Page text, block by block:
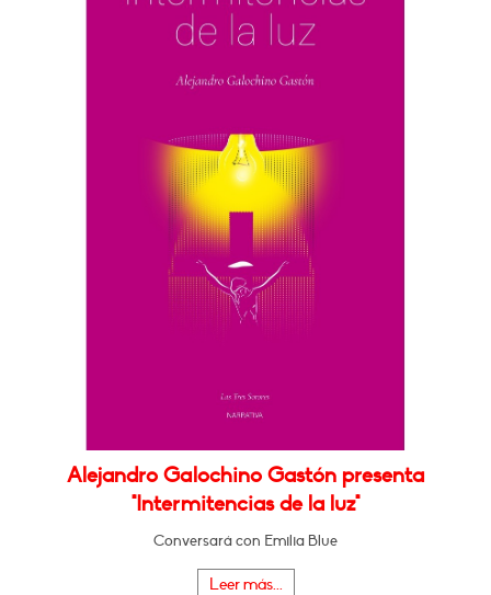
Alejandro Galochino Gastón presenta
"Intermitencias de la luz"
Conversará con Emilia Blue
Leer más...